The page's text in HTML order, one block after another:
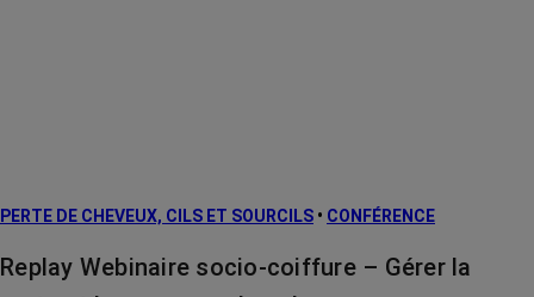
PERTE DE CHEVEUX, CILS ET SOURCILS • CONFÉRENCE
Replay Webinaire socio-coiffure – Gérer la